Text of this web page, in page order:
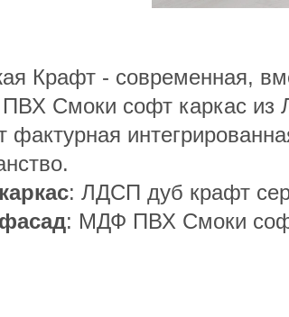
Крафт - современная,
ПВХ Смоки софт каркас из
фактурная
: ЛДСП дуб крафт
: МДФ ПВХ Смоки